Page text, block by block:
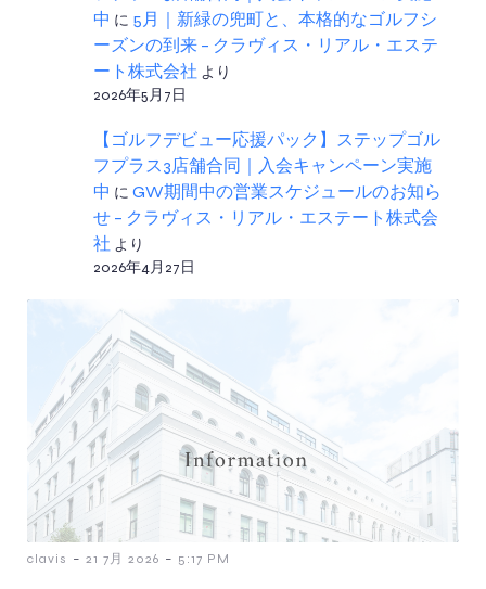
中 に 5月｜新緑の兜町と、本格的なゴルフシ
ーズンの到来 – クラヴィス・リアル・エステ
ート株式会社 より
2026年5月7日
【ゴルフデビュー応援パック】ステップゴル
フプラス3店舗合同｜入会キャンペーン実施
中 に GW期間中の営業スケジュールのお知ら
せ – クラヴィス・リアル・エステート株式会
社 より
2026年4月27日
clavis - 21 7月 2026 - 5:17 PM